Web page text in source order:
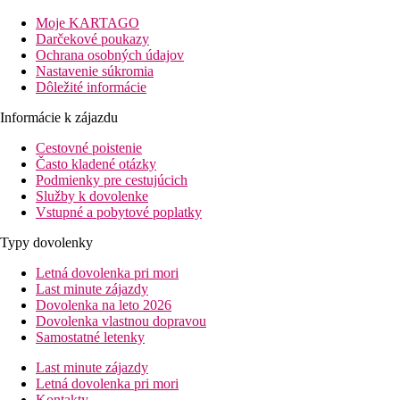
letisko: 70 km Antalya
centra: 10 km Manavgat, 15 km Side
nákupných možností: 0 m (v hoteli)
Informácie o hoteli
hlavná reštaurácia
za pobyt zdarma, nutná rezervácia)
7 barov
4 konferenčné miestnosti
Wi-Fi (zdarma)
diskotéka (za poplatok)
práčovňa (za poplatok)
šmykľavky
vnútorný bazén
detský bazén vonkajší aj vnútorný
detské ihrisko
miniklub (pre deti 4-12 rokov)
Popis izby
Moje KARTAGO
Darčekové poukazy
Ochrana osobných údajov
Nastavenie súkromia
Dôležité informácie
Informácie k zájazdu
Cestovné poistenie
Často kladené otázky
Podmienky pre cestujúcich
Služby k dovolenke
Vstupné a pobytové poplatky
Typy dovolenky
Letná dovolenka pri mori
Last minute zájazdy
Dovolenka na leto 2026
Dovolenka vlastnou dopravou
Samostatné letenky
Last minute zájazdy
Letná dovolenka pri mori